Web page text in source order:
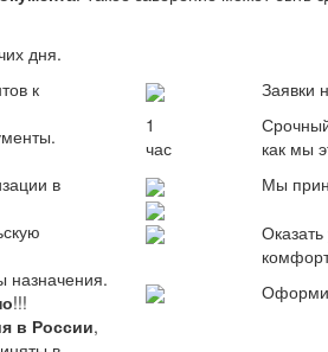
дня.
к
в
назначения.
!!!
в России,
Заявки
1
час
как мы
Мы